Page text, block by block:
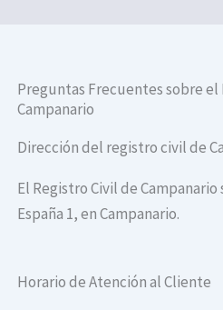
Preguntas Frecuentes sobre el
Campanario
Dirección del registro civil de
El Registro Civil de
España 1, en Campanario.
Horario de Atención al Cliente